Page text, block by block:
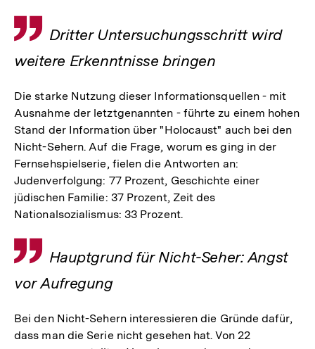
Zitat
Dritter Untersuchungsschritt wird
weitere Erkenntnisse bringen
Die starke Nutzung dieser Informationsquellen - mit
Ausnahme der letztgenannten - führte zu einem hohen
Stand der Information über "Holocaust" auch bei den
Nicht-Sehern. Auf die Frage, worum es ging in der
Fernsehspielserie, fielen die Antworten an:
Judenverfolgung: 77 Prozent, Geschichte einer
jüdischen Familie: 37 Prozent, Zeit des
Nationalsozialismus: 33 Prozent.
Zitat
Hauptgrund für Nicht-Seher: Angst
vor Aufregung
Bei den Nicht-Sehern interessieren die Gründe dafür,
dass man die Serie nicht gesehen hat. Von 22